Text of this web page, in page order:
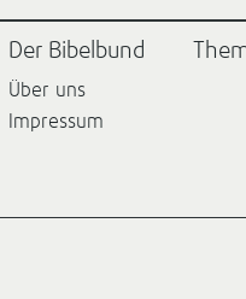
Der Bibelbund
Über uns
Impressum